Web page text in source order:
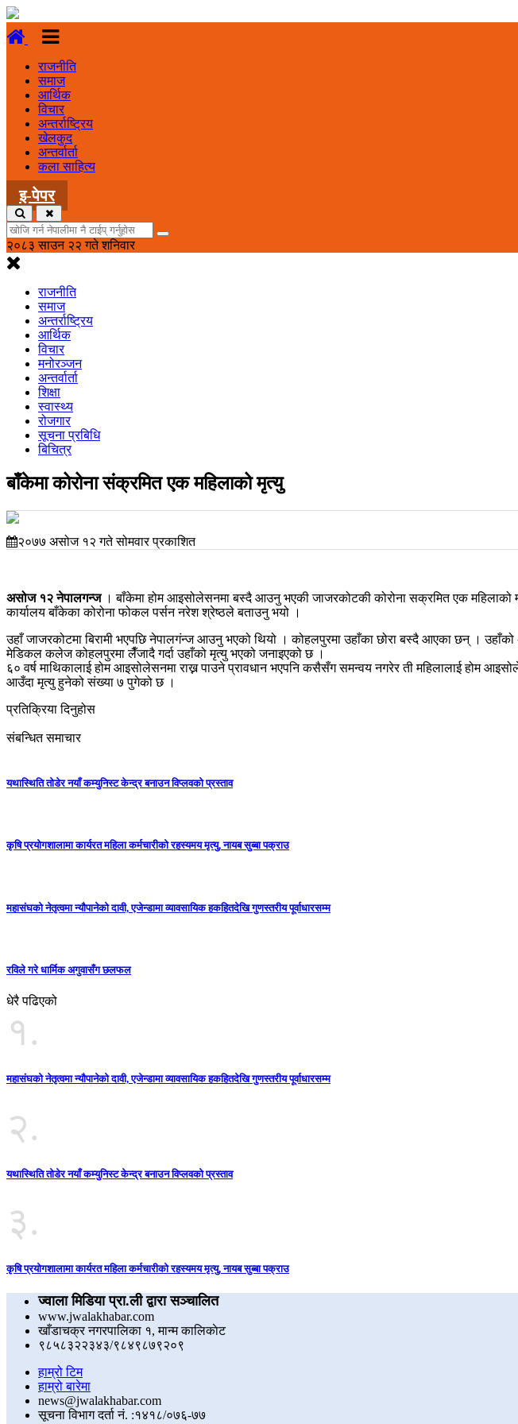
राजनीति
समाज
आर्थिक
विचार
अन्तर्राष्ट्रिय
खेलकुद
अन्तर्वार्ता
कला साहित्य
इ-पेपर
२०८३ साउन २२ गते शनिवार
राजनीति
समाज
अन्तर्राष्ट्रिय
आर्थिक
विचार
मनोरञ्जन
अन्तर्वार्ता
शिक्षा
स्वास्थ्य
रोजगार
सूचना प्रबिधि
बिचित्र
बाँकेमा कोरोना संक्रमित एक महिलाको मृत्यु
२०७७ असोज १२ गते सोमवार प्रकाशित
असोज १२ नेपालगन्ज। बाँकेमा होम आइसोलेसनमा बस्दै आउनु भएकी जाजरकोटकी कोरोना सक्रमित एक महिलाको
कार्यालय बाँकेका कोरोना फोकल पर्सन नरेश श्रेष्ठले बताउनु भयो ।
उहाँ जाजरकोटमा बिरामी भएपछि नेपालगंन्ज आउनु भएको थियो । कोहलपुरमा उहाँका छोरा बस्दै आएका छन् ।
मेडिकल कलेज कोहलपुरमा लैँजादै गर्दा उहाँको मृत्यु भएको जनाइएको छ ।
६० वर्ष माथिकालाई होम आइसोलेसनमा राख्न पाउने प्रावधान भएपनि कसैसँग समन्वय नगरेर ती महिलालाई होम
आउँदा मृत्यु हुनेको संख्या ७ पुगेको छ ।
प्रतिक्रिया दिनुहोस
संबन्धित समाचार
यथास्थिति तोडेर नयाँ कम्युनिस्ट केन्द्र बनाउन विप्लवको प्रस्ताव
कृषि प्रयोगशालामा कार्यरत महिला कर्मचारीको रहस्यमय मृत्यु, नायब सुब्बा पक्राउ
महासंघको नेतृत्वमा न्यौपानेको दावी, एजेन्डामा व्यावसायिक हकहितदेखि गुणस्तरीय पूर्वाधारसम्म
रविले गरे धार्मिक अगुवासँग छलफल
धेरै पढिएको
१.
महासंघको नेतृत्वमा न्यौपानेको दावी, एजेन्डामा व्यावसायिक हकहितदेखि गुणस्तरीय पूर्वाधारसम्म
२.
यथास्थिति तोडेर नयाँ कम्युनिस्ट केन्द्र बनाउन विप्लवको प्रस्ताव
३.
कृषि प्रयोगशालामा कार्यरत महिला कर्मचारीको रहस्यमय मृत्यु, नायब सुब्बा पक्राउ
ज्वाला मिडिया प्रा.ली द्वारा सञ्चालित
www.jwalakhabar.com
खाँडाचक्र नगरपालिका १, मान्म कालिकाेट
९८५८३२२३४३/९८४९८७९२०९
हाम्रो टिम
हाम्रो बारेमा
news@jwalakhabar.com
सूचना विभाग दर्ता नं. :१४१८/०७६-७७